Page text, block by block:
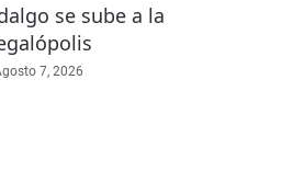
se sube a la
7, 2026